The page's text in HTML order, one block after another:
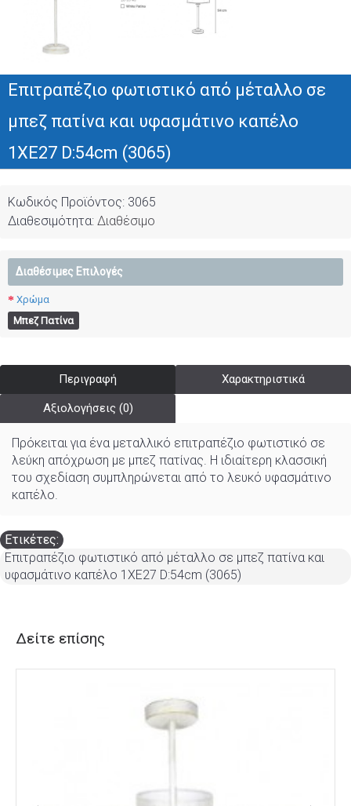
Επιτραπέζιο φωτιστικό από μέταλλο σε
μπεζ πατίνα και υφασμάτινο καπέλο
1XE27 D:54cm (3065)
Κωδικός Προϊόντος: 3065
Διαθεσιμότητα: Διαθέσιμο
Διαθέσιμες Επιλογές
Χρώμα
Μπεζ Πατίνα
Περιγραφή Χαρακτηριστικά
Αξιολογήσεις (0)
Πρόκειται για ένα μεταλλικό επιτραπέζιο φωτιστικό σε
λεύκη απόχρωση με μπεζ πατίνας. Η ιδιαίτερη κλασσική
του σχεδίαση συμπληρώνεται από το λευκό υφασμάτινο
καπέλο.
Ετικέτες:
Επιτραπέζιο φωτιστικό από μέταλλο σε μπεζ πατίνα και
υφασμάτινο καπέλο 1XE27 D:54cm (3065)
Δείτε επίσης